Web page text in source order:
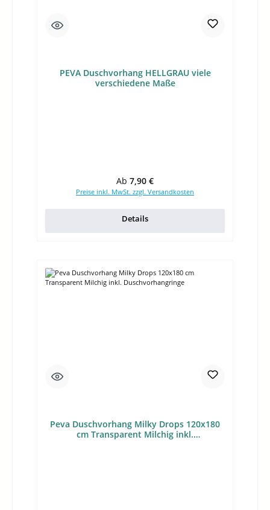
PEVA Duschvorhang HELLGRAU viele
verschiedene Maße
Regulärer Preis:
Ab 7,90 €
Preise inkl. MwSt. zzgl. Versandkosten
Details
Peva Duschvorhang Milky Drops 120x180
cm Transparent Milchig inkl.